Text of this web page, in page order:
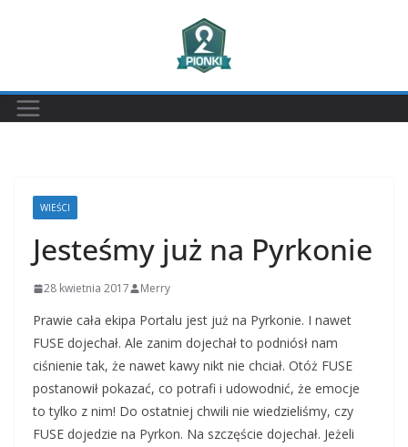
WIEŚCI
Jesteśmy już na Pyrkonie
28 kwietnia 2017 Merry
Prawie cała ekipa Portalu jest już na Pyrkonie. I nawet
FUSE dojechał. Ale zanim dojechał to podniósł nam
ciśnienie tak, że nawet kawy nikt nie chciał. Otóż FUSE
postanowił pokazać, co potrafi i udowodnić, że emocje
to tylko z nim! Do ostatniej chwili nie wiedzieliśmy, czy
FUSE dojedzie na Pyrkon. Na szczęście dojechał. Jeżeli